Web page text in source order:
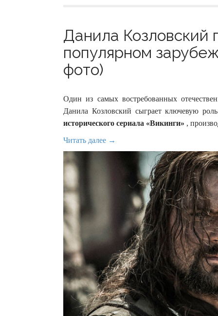
Данила Козловский
популярном
фото)
Один из самых востребованных
Данила Козловский сыграет ключевую
исторического сериала «Викинги» ,
Читать далее →